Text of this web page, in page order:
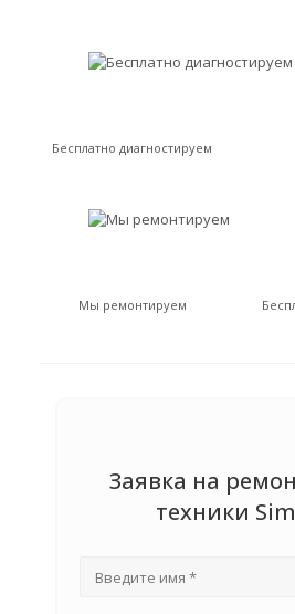
Бесплатно диагностируем
Мы ремонтируем
Заявка на
техники